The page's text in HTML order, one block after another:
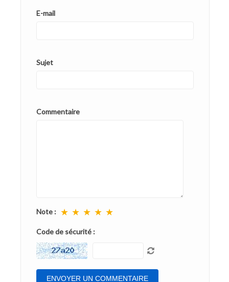
E-mail
Sujet
Commentaire
Note : ★ ★ ★ ★ ★
Code de sécurité :